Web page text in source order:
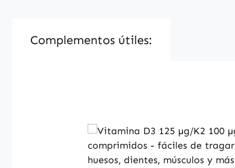
Complementos útiles: